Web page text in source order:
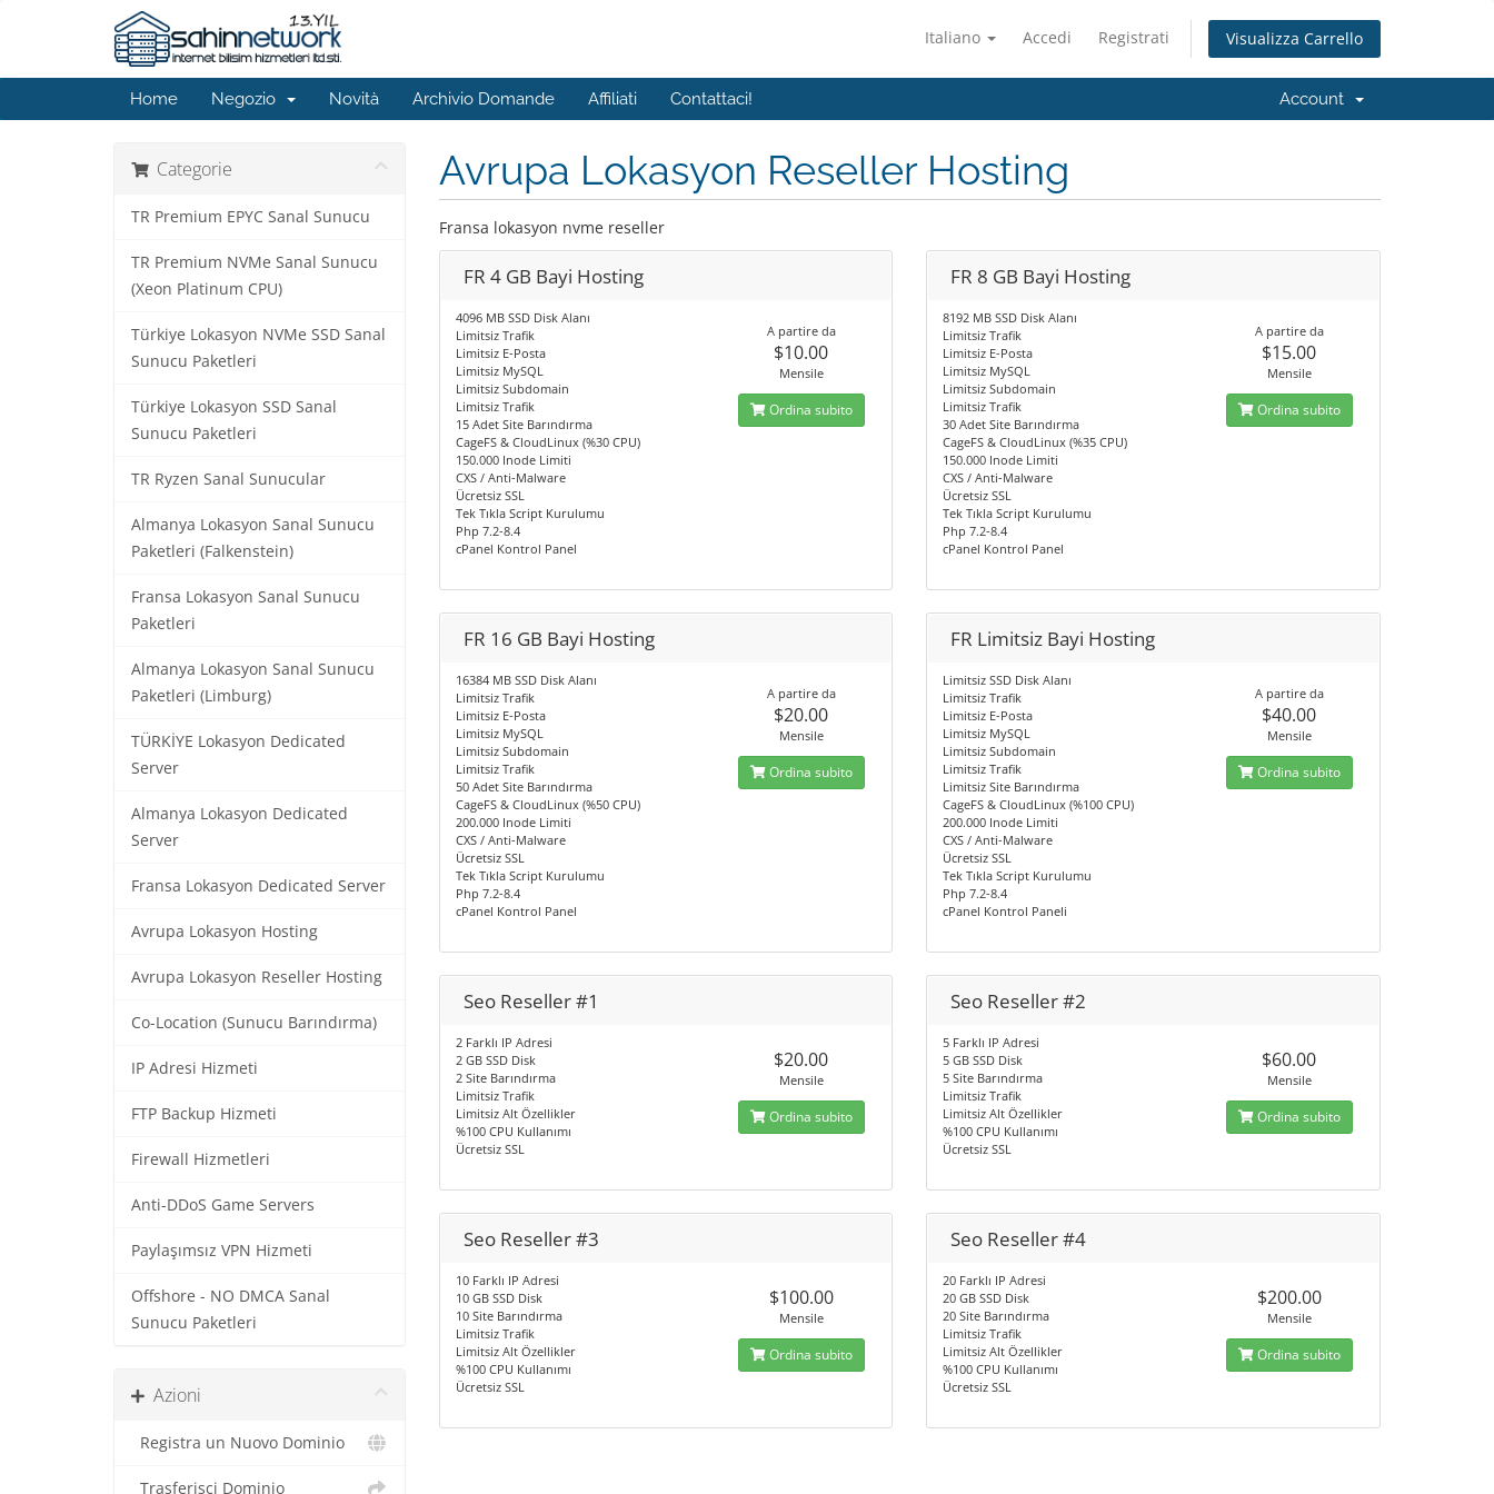
Italiano Accedi Registrati Visualizza Carrello
Home Negozio Novità Archivio Domande Affiliati Contattaci! Account
Categorie
TR Premium EPYC Sanal Sunucu
TR Premium NVMe Sanal Sunucu
(Xeon Platinum CPU)
Türkiye Lokasyon NVMe SSD Sanal
Sunucu Paketleri
Türkiye Lokasyon SSD Sanal
Sunucu Paketleri
TR Ryzen Sanal Sunucular
Almanya Lokasyon Sanal Sunucu
Paketleri (Falkenstein)
Fransa Lokasyon Sanal Sunucu
Paketleri
Almanya Lokasyon Sanal Sunucu
Paketleri (Limburg)
TÜRKİYE Lokasyon Dedicated
Server
Almanya Lokasyon Dedicated
Server
Fransa Lokasyon Dedicated Server
Avrupa Lokasyon Hosting
Avrupa Lokasyon Reseller Hosting
Co-Location (Sunucu Barındırma)
IP Adresi Hizmeti
FTP Backup Hizmeti
Firewall Hizmetleri
Anti-DDoS Game Servers
Paylaşımsız VPN Hizmeti
Offshore - NO DMCA Sanal
Sunucu Paketleri
Azioni
Registra un Nuovo Dominio
Trasferisci Dominio
Avrupa Lokasyon Reseller Hosting
Fransa lokasyon nvme reseller
FR 4 GB Bayi Hosting
4096 MB SSD Disk Alanı
Limitsiz Trafik
Limitsiz E-Posta
Limitsiz MySQL
Limitsiz Subdomain
Limitsiz Trafik
15 Adet Site Barındırma
CageFS & CloudLinux (%30 CPU)
150.000 Inode Limiti
CXS / Anti-Malware
Ücretsiz SSL
Tek Tıkla Script Kurulumu
Php 7.2-8.4
cPanel Kontrol Panel
A partire da
$10.00
Mensile
Ordina subito
FR 8 GB Bayi Hosting
8192 MB SSD Disk Alanı
Limitsiz Trafik
Limitsiz E-Posta
Limitsiz MySQL
Limitsiz Subdomain
Limitsiz Trafik
30 Adet Site Barındırma
CageFS & CloudLinux (%35 CPU)
150.000 Inode Limiti
CXS / Anti-Malware
Ücretsiz SSL
Tek Tıkla Script Kurulumu
Php 7.2-8.4
cPanel Kontrol Panel
A partire da
$15.00
Mensile
Ordina subito
FR 16 GB Bayi Hosting
16384 MB SSD Disk Alanı
Limitsiz Trafik
Limitsiz E-Posta
Limitsiz MySQL
Limitsiz Subdomain
Limitsiz Trafik
50 Adet Site Barındırma
CageFS & CloudLinux (%50 CPU)
200.000 Inode Limiti
CXS / Anti-Malware
Ücretsiz SSL
Tek Tıkla Script Kurulumu
Php 7.2-8.4
cPanel Kontrol Panel
A partire da
$20.00
Mensile
Ordina subito
FR Limitsiz Bayi Hosting
Limitsiz SSD Disk Alanı
Limitsiz Trafik
Limitsiz E-Posta
Limitsiz MySQL
Limitsiz Subdomain
Limitsiz Trafik
Limitsiz Site Barındırma
CageFS & CloudLinux (%100 CPU)
200.000 Inode Limiti
CXS / Anti-Malware
Ücretsiz SSL
Tek Tıkla Script Kurulumu
Php 7.2-8.4
cPanel Kontrol Paneli
A partire da
$40.00
Mensile
Ordina subito
Seo Reseller #1
2 Farklı IP Adresi
2 GB SSD Disk
2 Site Barındırma
Limitsiz Trafik
Limitsiz Alt Özellikler
%100 CPU Kullanımı
Ücretsiz SSL
$20.00
Mensile
Ordina subito
Seo Reseller #2
5 Farklı IP Adresi
5 GB SSD Disk
5 Site Barındırma
Limitsiz Trafik
Limitsiz Alt Özellikler
%100 CPU Kullanımı
Ücretsiz SSL
$60.00
Mensile
Ordina subito
Seo Reseller #3
10 Farklı IP Adresi
10 GB SSD Disk
10 Site Barındırma
Limitsiz Trafik
Limitsiz Alt Özellikler
%100 CPU Kullanımı
Ücretsiz SSL
$100.00
Mensile
Ordina subito
Seo Reseller #4
20 Farklı IP Adresi
20 GB SSD Disk
20 Site Barındırma
Limitsiz Trafik
Limitsiz Alt Özellikler
%100 CPU Kullanımı
Ücretsiz SSL
$200.00
Mensile
Ordina subito